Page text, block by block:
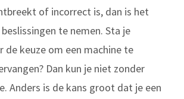
of incorrect is, dan is het
te nemen. Sta je
de keuze om een machine te
Dan kun je niet zonder
Anders is de kans groot dat je een